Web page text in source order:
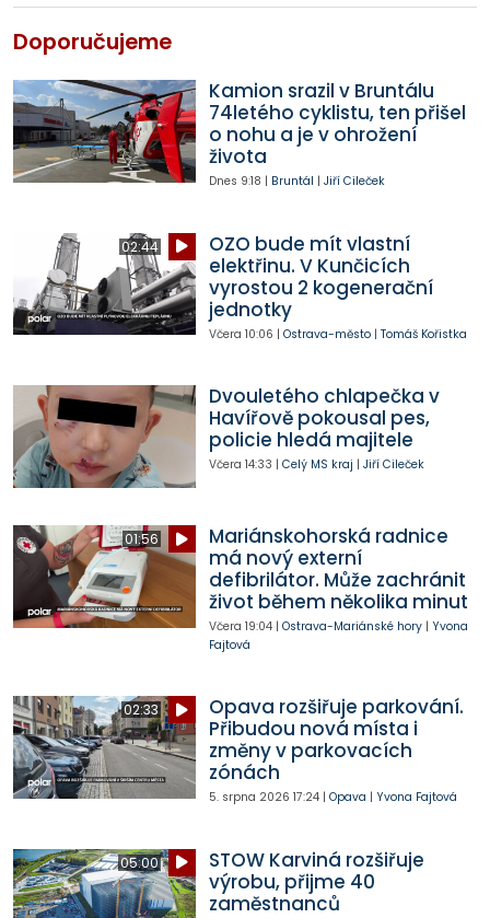
Doporučujeme
Kamion srazil v Bruntálu
74letého cyklistu, ten přišel
o nohu a je v ohrožení
života
Dnes 9:18 | Bruntál | Jiří Cileček
02:44
OZO bude mít vlastní
elektřinu. V Kunčicích
vyrostou 2 kogenerační
jednotky
Včera 10:06 | Ostrava-město| Tomáš Kořistka
Dvouletého chlapečka v
Havířově pokousal pes,
policie hledá majitele
Včera 14:33 | Celý MS kraj | Jiří Cileček
01:56
Mariánskohorská radnice
má nový externí
defibrilátor. Může zachránit
život během několika minut
Včera 19:04| Ostrava-Mariánské hory| Yvona
Fajtová
02:33
Opava rozšiřuje parkování.
Přibudou nová místa i
změny v parkovacích
zónách
5. srpna 2026 17:24| Opava | Yvona Fajtová
05:00
STOW Karviná rozšiřuje
výrobu, přijme 40
zaměstnanců